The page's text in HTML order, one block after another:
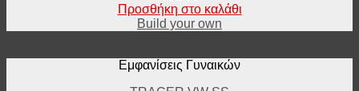
Προσθήκη στο καλάθι
Build your own
Εμφανίσεις Γυναικών